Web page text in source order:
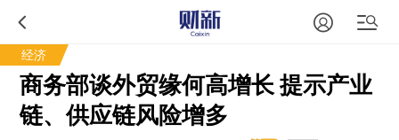
经济
商务部谈外贸缘何高增长 提示产业
链、供应链风险增多